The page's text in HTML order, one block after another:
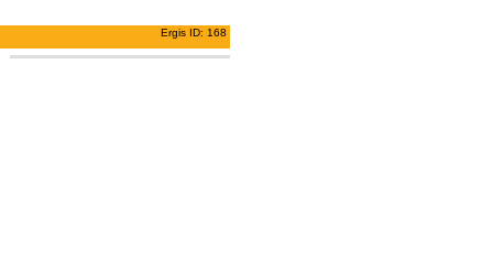
Ergis ID: 168